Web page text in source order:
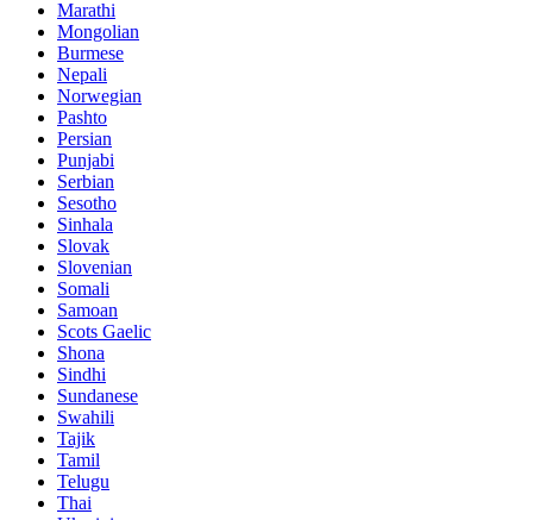
Marathi
Mongolian
Burmese
Nepali
Norwegian
Pashto
Persian
Punjabi
Serbian
Sesotho
Sinhala
Slovak
Slovenian
Somali
Samoan
Scots Gaelic
Shona
Sindhi
Sundanese
Swahili
Tajik
Tamil
Telugu
Thai